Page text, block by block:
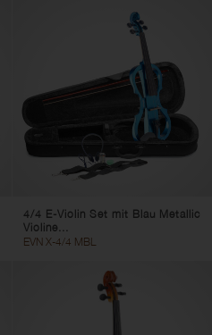
4/4 E-Violin Set mit Blau Metallic
Violine...
EVN X-4/4 MBL